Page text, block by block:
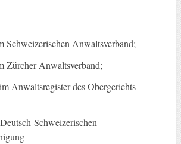
Schweizerischen Anwaltsverband;
Zürcher Anwaltsverband;
Anwaltsregister des Obergerichts
Schweizerischen